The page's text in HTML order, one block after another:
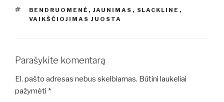
ŽYMOS
BENDRUOMENĖ , JAUNIMAS , SLACKLINE ,
VAIKŠČIOJIMAS JUOSTA
Parašykite komentarą
El. pašto adresas nebus skelbiamas. Būtini laukeliai
pažymėti *